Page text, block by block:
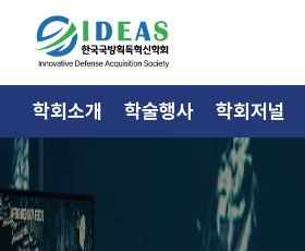
학회소개 학술행사 학회저널